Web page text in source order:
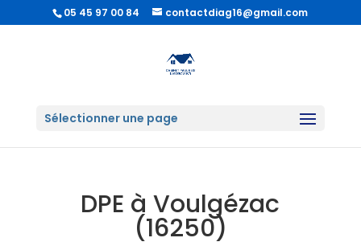
05 45 97 00 84 contactdiag16@gmail.com
Sélectionner une page
DPE à Voulgézac
(16250)